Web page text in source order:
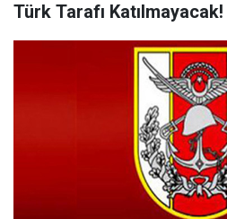
Türk Tarafı Katılmayacak!